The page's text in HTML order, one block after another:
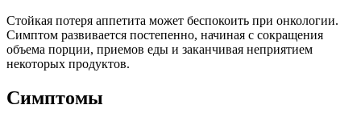
Стойкая потеря аппетита может беспокоить при онкологии.
Симптом развивается постепенно, начиная с сокращения
объема порции, приемов еды и заканчивая неприятием
некоторых продуктов.
Симптомы